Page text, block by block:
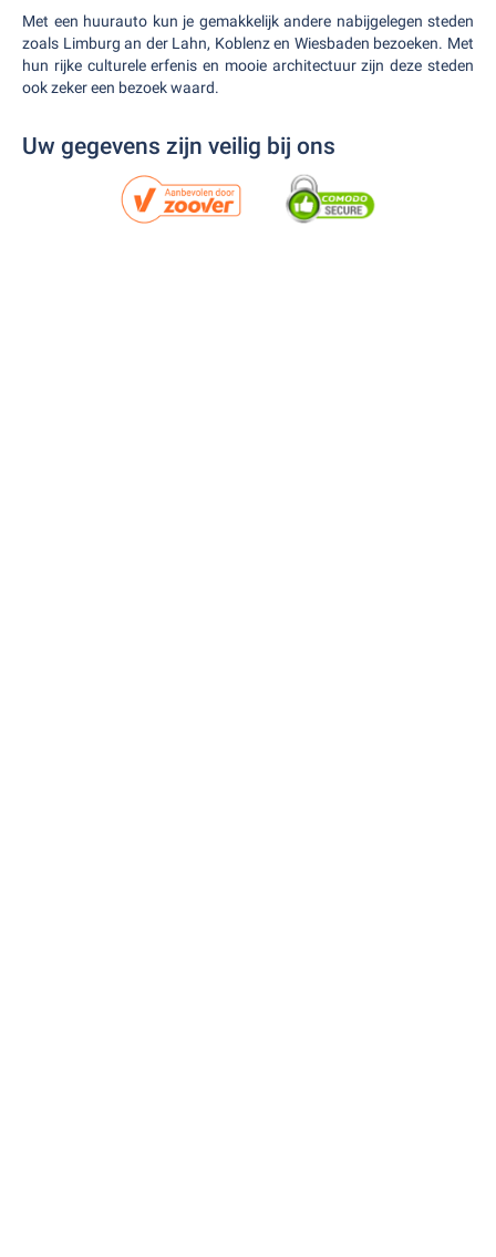
Met een huurauto kun je gemakkelijk andere nabijgelegen steden
zoals Limburg an der Lahn, Koblenz en Wiesbaden bezoeken. Met
hun rijke culturele erfenis en mooie architectuur zijn deze steden
ook zeker een bezoek waard.
Uw gegevens zijn veilig bij ons